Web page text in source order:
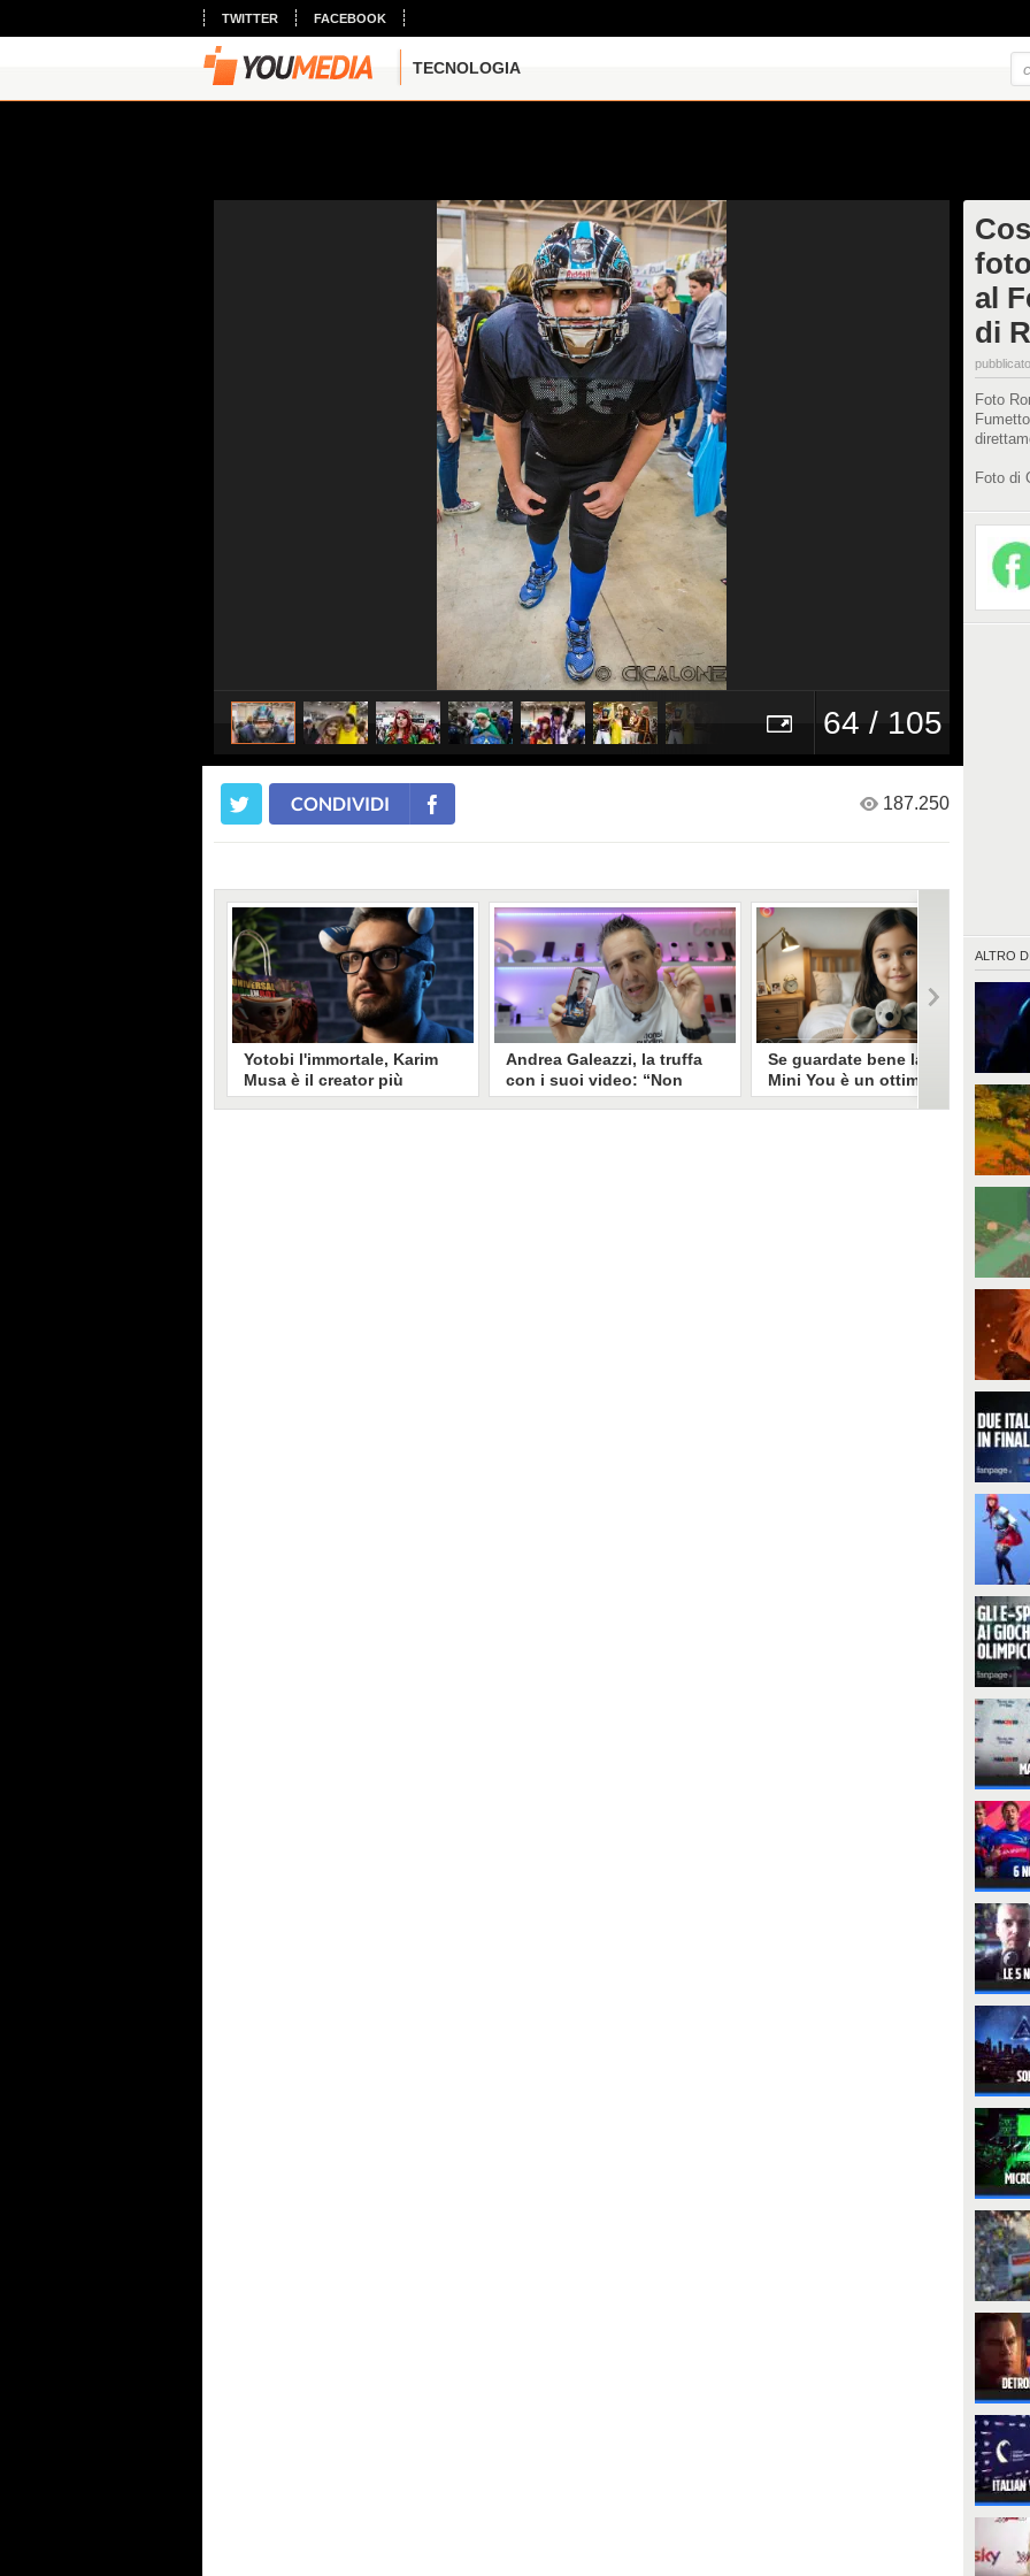
TWITTER FACEBOOK
TECNOLOGIA
64 / 105
al
di
Foto
Foto di
ALTRO DI
CONDIVIDI 187.250
Yotobi l'immortale, Karim
Musa è il creator più
longevo in Italia: il suo
Andrea Galeazzi, la truffa
con i suoi video: “Non
sono io quello. Mi hanno
Se guardate bene la foto
Mini You è un ottimo modo
per regalare i dati
Il nuovo trend su Instagram, Mini
You, in cui si pubblica una foto da
bambini e una attuale, è una vera
generativa. Si stimano 40 milioni
essere "preda" di voraci algoritmi